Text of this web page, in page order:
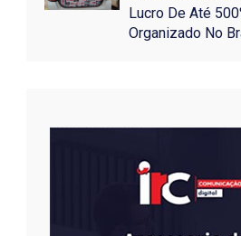
Lucro De Até
Organizado No